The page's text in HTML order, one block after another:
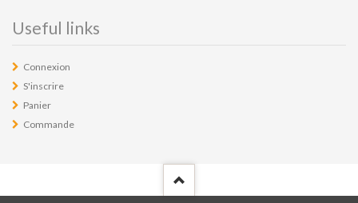
Useful links
Connexion
S'inscrire
Panier
Commande